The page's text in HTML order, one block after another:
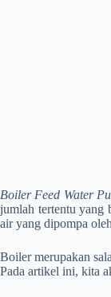
Boiler Feed Water
jumlah tertentu yang
air yang dipompa
Boiler merupakan
Pada artikel ini, kita